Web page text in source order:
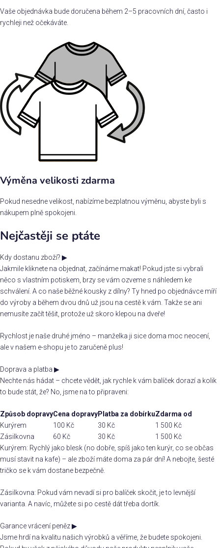
Vaše objednávka bude doručena během 2–5 pracovních dní, často i
rychleji než očekáváte.
Výměna velikosti zdarma
Pokud nesedne velikost, nabízíme bezplatnou výměnu, abyste byli s
nákupem plně spokojeni.
Nejčastěji se ptáte
Kdy dostanu zboží? ▶
Jakmile kliknete na objednat, začínáme makat! Pokud jste si vybrali
něco s vlastním potiskem, brzy se vám ozveme s náhledem ke
schválení. A co naše běžné kousky z dílny? Ty hned po objednávce míří
do výroby a během dvou dnů už jsou na cestě k vám. Takže se ani
nemusíte začít těšit, protože už skoro klepou na dveře!
Rychlost je naše druhé jméno – manželka ji sice doma moc neocení,
ale v našem e-shopu je to zaručeně plus!
Doprava a platba ▶
Nechte nás hádat – chcete vědět, jak rychle k vám balíček dorazí a kolik
to bude stát, že? No, jsme na to připraveni:
Způsob dopravyCena dopravyPlatba za dobírkuZdarma od
Kurýrem
100 Kč 30 Kč
1 500 Kč
Zásilkovna
60 Kč 30 Kč
1 500 Kč
Kurýrem: Rychlý jako blesk (no dobře, spíš jako ten kurýr, co se občas
musí stavit na kafe) – ale zboží máte doma za pár dní! A nebojte, šesté
tričko se k vám dostane bezpečně.
Zásilkovna: Pokud vám nevadí si pro balíček skočit, je to levnější
varianta. A navíc, můžete si po cestě dát třeba dortík.
Garance vrácení peněz▶
Jsme hrdí na kvalitu našich výrobků a věříme, že budete spokojeni.